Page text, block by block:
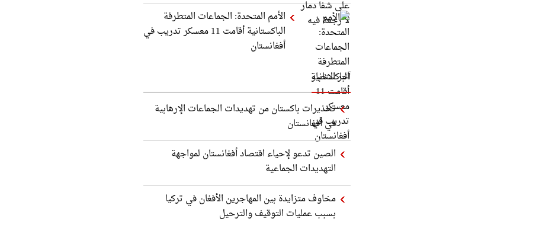
الأمم المتحدة: الجماعات المتطرفة
الباكستانية أقامت 11 معسكر تدريب في
أفغانستان
آخر الاخبار
تحذيرات باكستان من تهديدات الجماعات الإرهابية
في أفغانستان
الصين تدعو لإحياء اقتصاد أفغانستان لمواجهة
التهديدات الجماعية
مخاوف متزايدة بين المهاجرين الأفغان في تركيا
بسبب عمليات التوقيف والترحيل